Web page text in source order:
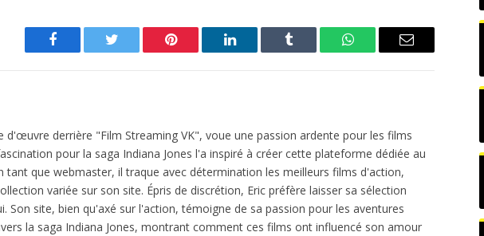
Facebook Twitter Pinterest LinkedIn Tumblr WhatsAppEmail
d'œuvre derrière "Film Streaming VK", voue une passion ardente pour les films
pour la saga Indiana Jones l'a inspiré à créer cette plateforme dédiée au
tant que webmaster, il traque avec détermination les meilleurs films d'action,
variée sur son site. Épris de discrétion, Eric préfère laisser sa sélection
Son site, bien qu'axé sur l'action, témoigne de sa passion pour les aventures
la saga Indiana Jones, montrant comment ces films ont influencé son amour